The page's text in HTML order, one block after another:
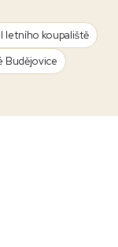
letního koupaliště
Budějovice